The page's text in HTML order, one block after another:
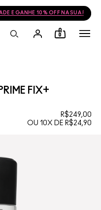
ACIMA DE R$399
0
FIX+
R$249,00
OU 10X DE R$24,90